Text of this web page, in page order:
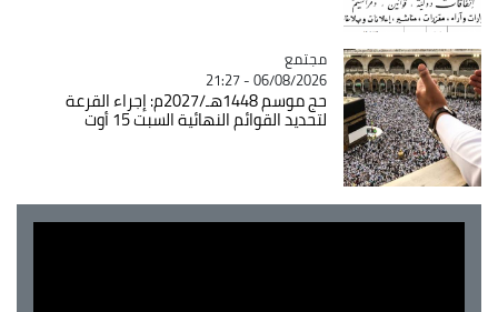
Catégorie
مجتمع
06/08/2026 - 21:27
حج موسم 1448هـ/2027م: إجراء القرعة
لتحديد القوائم النهائية السبت 15 أوت